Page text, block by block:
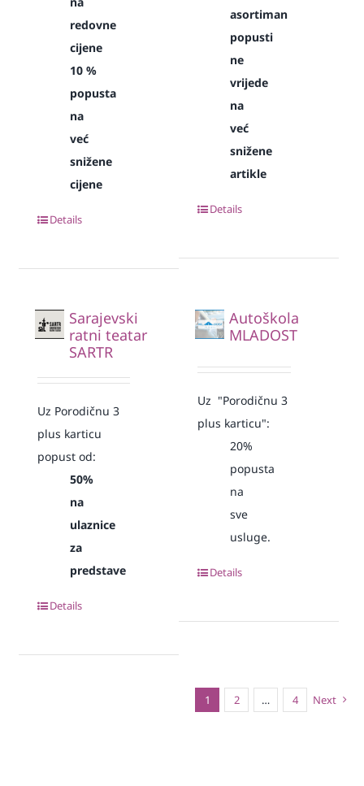
redovne
cijene
10 %
popusta
na
već
snižene
cijene
Details
asortiman
popusti
ne
vrijede
na
već
snižene
artikle
Details
Sarajevski
ratni teatar
SARTR
Uz Porodičnu 3
plus karticu
popust od:
50%
na
ulaznice
za
predstave
Details
Autoškola
MLADOST
Uz "Porodičnu 3
plus karticu":
20%
popusta
na
sve
usluge.
Details
1 2 … 4 Next